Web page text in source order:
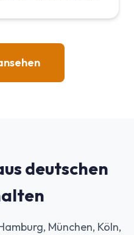
deutschen
München, Köln,